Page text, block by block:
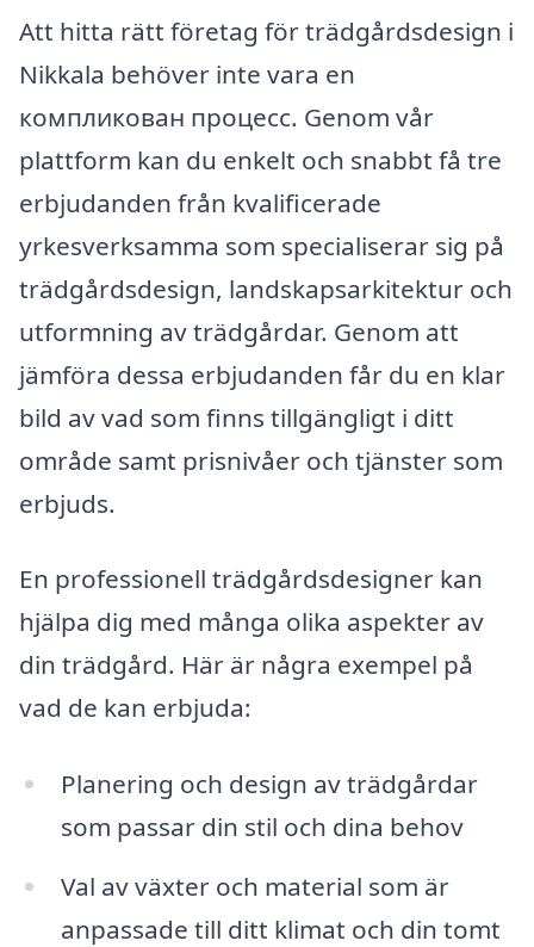
Att hitta rätt företag för trädgårdsdesign i
Nikkala behöver inte vara en
компликован процесс. Genom vår
plattform kan du enkelt och snabbt få tre
erbjudanden från kvalificerade
yrkesverksamma som specialiserar sig på
trädgårdsdesign, landskapsarkitektur och
utformning av trädgårdar. Genom att
jämföra dessa erbjudanden får du en klar
bild av vad som finns tillgängligt i ditt
område samt prisnivåer och tjänster som
erbjuds.
En professionell trädgårdsdesigner kan
hjälpa dig med många olika aspekter av
din trädgård. Här är några exempel på
vad de kan erbjuda:
Planering och design av trädgårdar
som passar din stil och dina behov
Val av växter och material som är
anpassade till ditt klimat och din tomt